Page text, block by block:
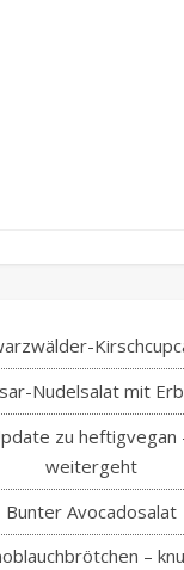
Nudelsalat mit
zu heftigvegan
weitergeht
Bunter Avocadosalat
–